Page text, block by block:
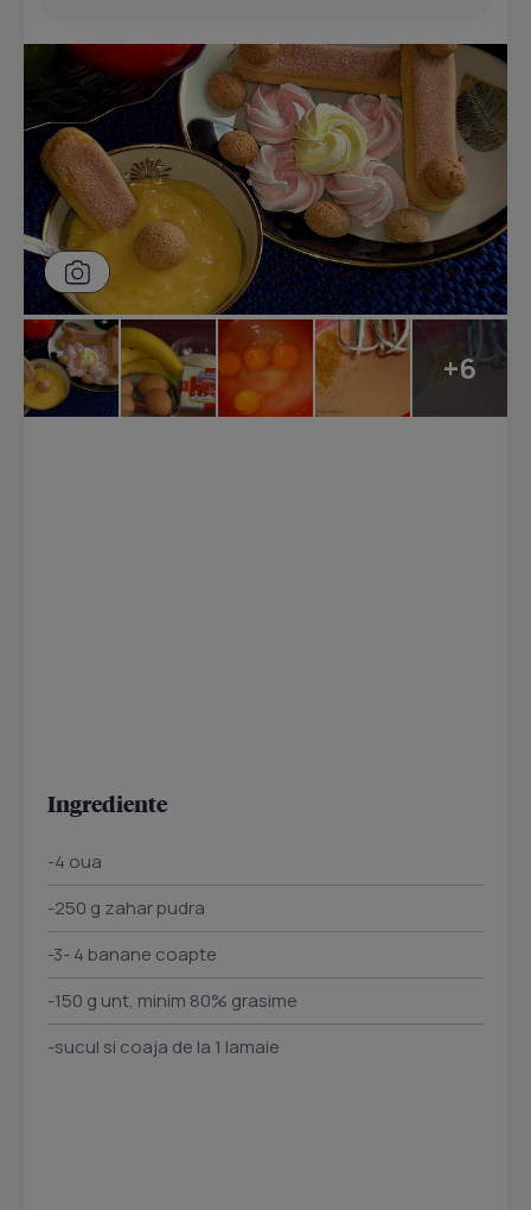
+6
Ingrediente
-4 oua
-250 g zahar pudra
-3- 4 banane coapte
-150 g unt, minim 80% grasime
-sucul si coaja de la 1 lamaie